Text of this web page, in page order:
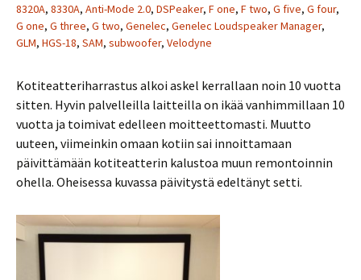
8320A, 8330A, Anti-Mode 2.0, DSPeaker, F one, F two, G five, G four,
G one, G three, G two, Genelec, Genelec Loudspeaker Manager,
GLM, HGS-18, SAM, subwoofer, Velodyne
Kotiteatteriharrastus alkoi askel kerrallaan noin 10 vuotta
sitten. Hyvin palvelleilla laitteilla on ikää vanhimmillaan 10
vuotta ja toimivat edelleen moitteettomasti. Muutto
uuteen, viimeinkin omaan kotiin sai innoittamaan
päivittämään kotiteatterin kalustoa muun remontoinnin
ohella. Oheisessa kuvassa päivitystä edeltänyt setti.